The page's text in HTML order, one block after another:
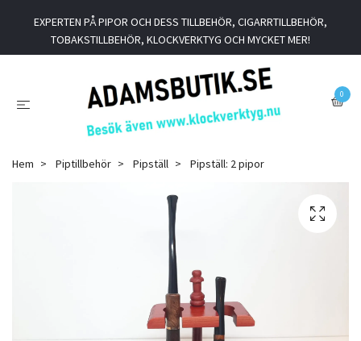
EXPERTEN PÅ PIPOR OCH DESS TILLBEHÖR, CIGARRTILLBEHÖR,
TOBAKSTILLBEHÖR, KLOCKVERKTYG OCH MYCKET MER!
0
Hem Piptillbehör Pipställ Pipställ: 2 pipor